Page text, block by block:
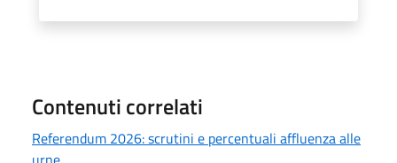
Contenuti correlati
Referendum 2026: scrutini e percentuali affluenza alle